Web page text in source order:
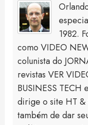
1982.
como VIDEO
colunista do
revistas VER
BUSINESS TECH
dirige o site HT &
também de dar